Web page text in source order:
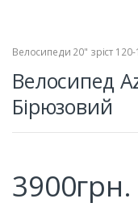
Велосипеди 20" зріст
Велосипед
Бірюзовий
3900грн.